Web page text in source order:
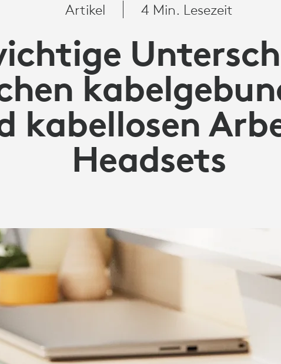
Artikel 4 Min. Lesezeit
kabellosen
Headsets